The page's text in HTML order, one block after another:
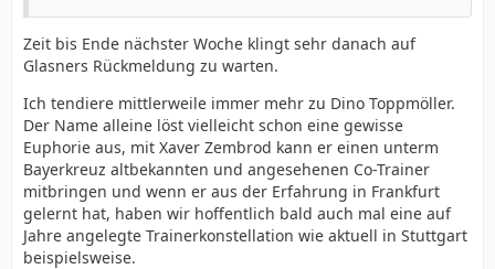
Zeit bis Ende nächster Woche klingt sehr danach auf
Glasners Rückmeldung zu warten.
Ich tendiere mittlerweile immer mehr zu Dino Toppmöller.
Der Name alleine löst vielleicht schon eine gewisse
Euphorie aus, mit Xaver Zembrod kann er einen unterm
Bayerkreuz altbekannten und angesehenen Co-Trainer
mitbringen und wenn er aus der Erfahrung in Frankfurt
gelernt hat, haben wir hoffentlich bald auch mal eine auf
Jahre angelegte Trainerkonstellation wie aktuell in Stuttgart
beispielsweise.